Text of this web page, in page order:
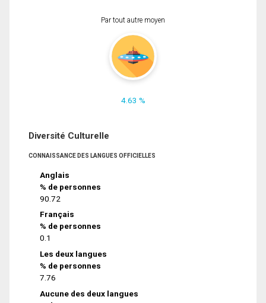
Par tout autre moyen
4.63 %
Diversité Culturelle
CONNAISSANCE DES LANGUES OFFICIELLES
Anglais
% de personnes
90.72
Français
% de personnes
0.1
Les deux langues
% de personnes
7.76
Aucune des deux langues